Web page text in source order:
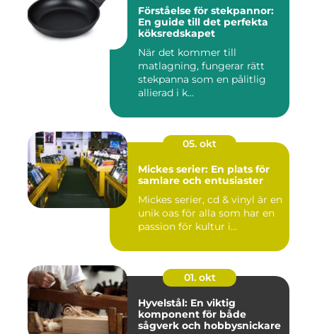
Förståelse för stekpannor:
En guide till det perfekta
köksredskapet
När det kommer till
matlagning, fungerar rätt
stekpanna som en pålitlig
allierad i k...
05. okt
Mickes serier: En plats för
samlare och entusiaster
Mickes serier, cd & vinyl är en
unik oas för alla som har en
passion för kultur i...
01. okt
Hyvelstål: En viktig
komponent för både
sågverk och hobbysnickare